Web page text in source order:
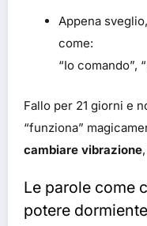
Appena
come:
“Io comando”,
Fallo per 21 giorni e
“funziona”
cambiare vibrazione
Le parole come
potere dormiente